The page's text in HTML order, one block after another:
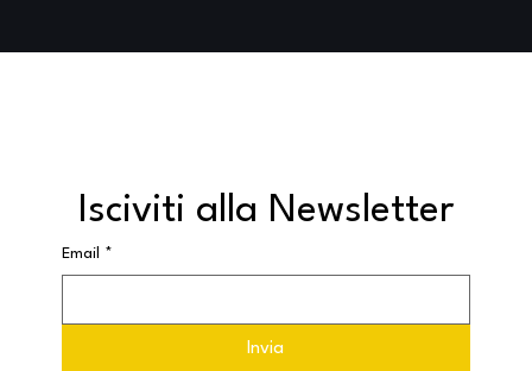
Isciviti alla Newsletter
Email *
Invia